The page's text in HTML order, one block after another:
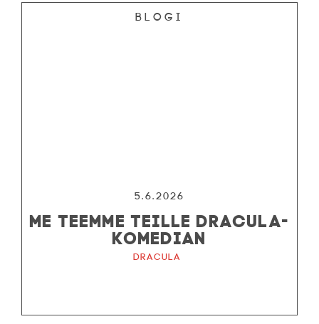
Blogi
5.6.2026
ME TEEMME TEILLE DRACULA-
KOMEDIAN
Dracula